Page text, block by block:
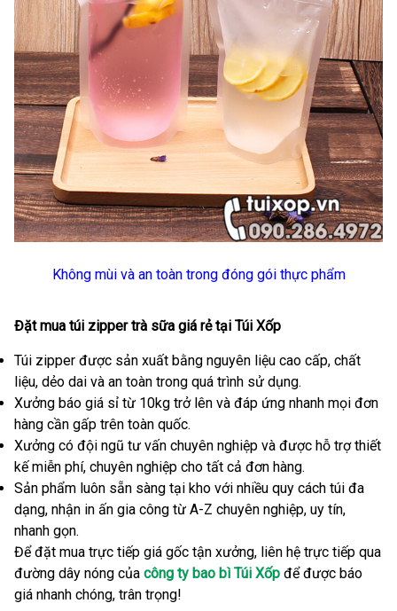
Không mùi và an toàn trong đóng gói thực phẩm
Đặt mua túi zipper trà sữa giá rẻ tại Túi Xốp
Túi zipper được sản xuất bằng nguyên liệu cao cấp, chất
liệu, dẻo dai và an toàn trong quá trình sử dụng.
Xưởng báo giá sỉ từ 10kg trở lên và đáp ứng nhanh mọi đơn
hàng cần gấp trên toàn quốc.
Xưởng có đội ngũ tư vấn chuyên nghiệp và được hỗ trợ thiết
kế miễn phí, chuyên nghiệp cho tất cả đơn hàng.
Sản phẩm luôn sẵn sàng tại kho với nhiều quy cách túi đa
dạng, nhận in ấn gia công từ A-Z chuyên nghiệp, uy tín,
nhanh gọn.
Để đặt mua trực tiếp giá gốc tận xưởng, liên hệ trực tiếp qua
đường dây nóng của công ty bao bì Túi Xốp để được báo
giá nhanh chóng, trân trọng!